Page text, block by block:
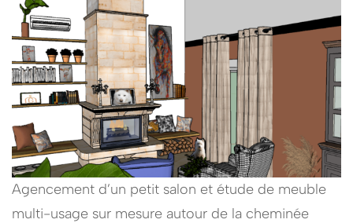
Agencement d’un petit salon et étude de meuble
multi-usage sur mesure autour de la cheminée